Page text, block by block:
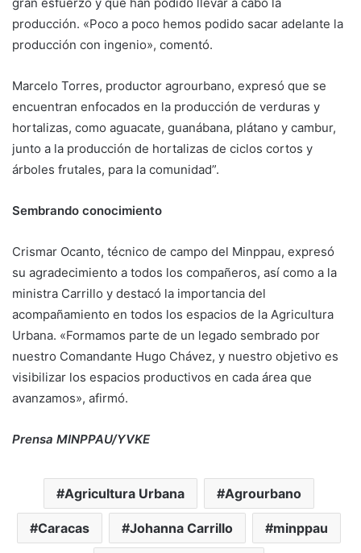
producción. «Poco a poco hemos podido sacar adelante la
producción con ingenio», comentó.
Marcelo Torres, productor agrourbano, expresó que se
encuentran enfocados en la producción de verduras y
hortalizas, como aguacate, guanábana, plátano y cambur,
junto a la producción de hortalizas de ciclos cortos y
árboles frutales, para la comunidad”.
Sembrando conocimiento
Crismar Ocanto, técnico de campo del Minppau, expresó
su agradecimiento a todos los compañeros, así como a la
ministra Carrillo y destacó la importancia del
acompañamiento en todos los espacios de la Agricultura
Urbana. «Formamos parte de un legado sembrado por
nuestro Comandante Hugo Chávez, y nuestro objetivo es
visibilizar los espacios productivos en cada área que
avanzamos», afirmó.
Prensa MINPPAU/YVKE
Agricultura Urbana Agrourbano
Caracas Johanna Carrillo minppau